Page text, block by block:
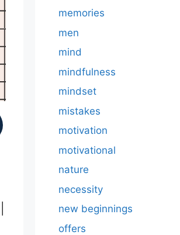
memories
men
mind
mindfulness
mindset
mistakes
motivation
motivational
nature
necessity
new beginnings
offers